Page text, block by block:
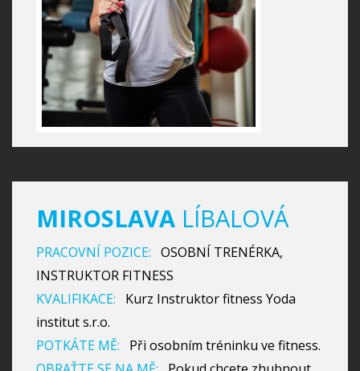
MIROSLAVA LÍBALOVÁ
PRACOVNÍ POZICE: OSOBNÍ TRENÉRKA,
INSTRUKTOR FITNESS
KVALIFIKACE:
Kurz Instruktor fitness Yoda
institut s.r.o.
POTKÁTE MĚ:
Při osobním tréninku ve fitness.